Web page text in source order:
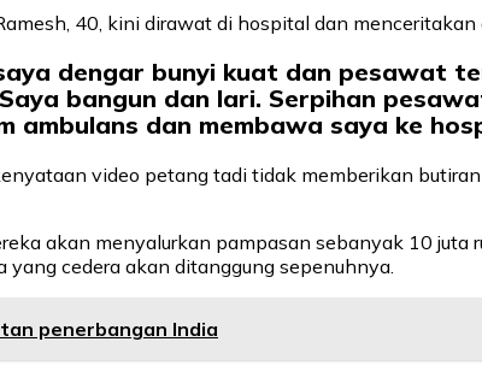
40, kini dirawat di hospital dan
dengar bunyi kuat dan pesawat
bangun dan lari. Serpihan
ambulans dan membawa saya ke
video petang tadi tidak memberikan
akan menyalurkan pampasan sebanyak 10
cedera akan ditanggung sepenuhnya.
penerbangan India